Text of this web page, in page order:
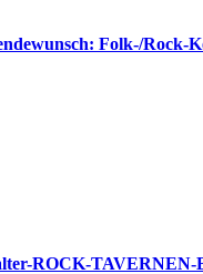
Folk-/Rock-
ROCK-TAVERNEN-